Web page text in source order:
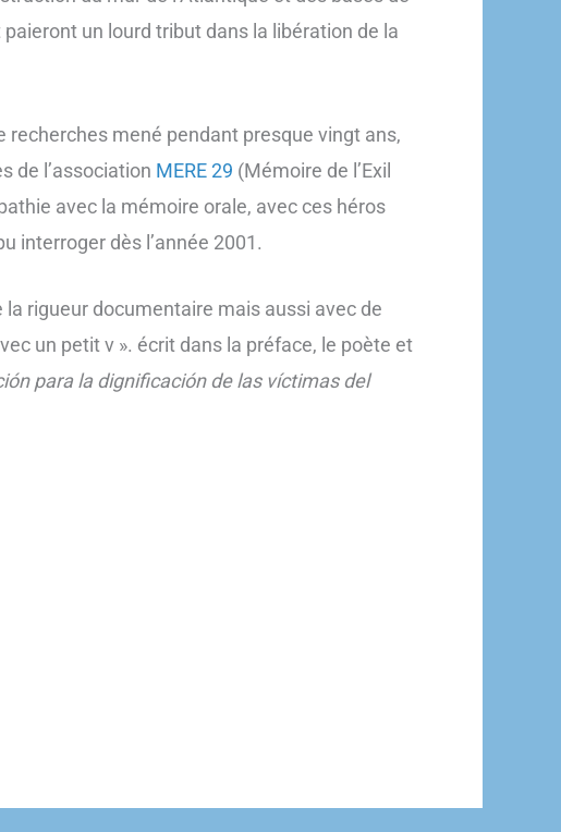
un lourd tribut dans la libération de la
recherches mené pendant presque vingt ans,
de l’association MERE 29 (Mémoire de l’Exil
avec la mémoire orale, avec ces héros
interroger dès l’année 2001.
la rigueur documentaire mais aussi avec de
un petit v ». écrit dans la préface, le poète et
para la dignificación de las víctimas del